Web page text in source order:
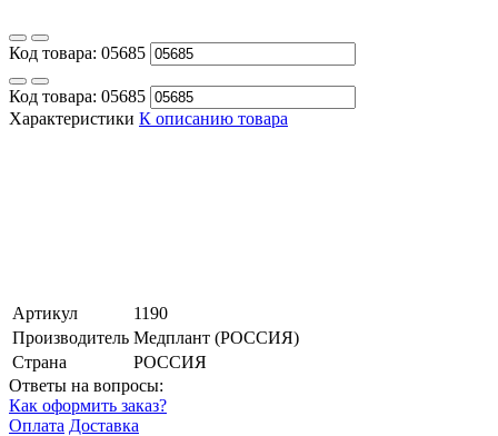
Код товара: 05685
Код товара: 05685
Характеристики К описанию товара
Артикул
1190
Производитель Медплант (РОССИЯ)
Страна
РОССИЯ
Ответы на вопросы:
Как оформить заказ?
Оплата Доставка